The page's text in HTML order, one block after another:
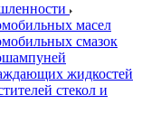
масел
смазок
жидкостей
стекол и